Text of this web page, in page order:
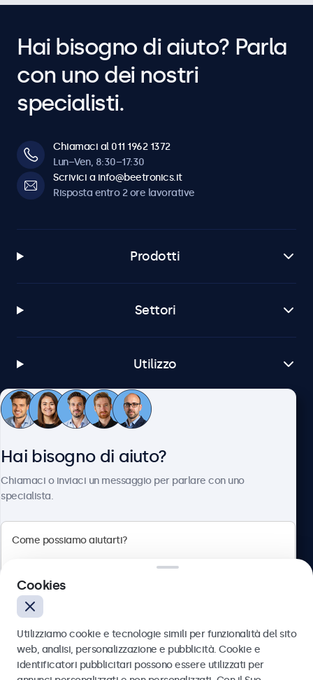
Hai bisogno di aiuto? Parla
con uno dei nostri
specialisti.
Chiamaci al 011 1962 1372
Lun–Ven, 8:30–17:30
Scrivici a info@beetronics.it
Risposta entro 2 ore lavorative
Prodotti
Settori
Utilizzo
Servizio Clienti
Italiano
Hai bisogno di aiuto?
Chiamaci o inviaci un messaggio per parlare con uno
specialista.
Inviare
Cookies
Utilizziamo cookie e tecnologie simili per funzionalità del sito
web, analisi, personalizzazione e pubblicità. Cookie e
identificatori pubblicitari possono essere utilizzati per